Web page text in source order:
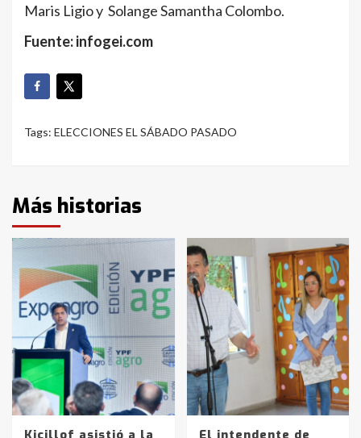
Maris Ligio y Solange Samantha Colombo.
Fuente: infogei.com
Tags: ELECCIONES EL SÁBADO PASADO
Más historias